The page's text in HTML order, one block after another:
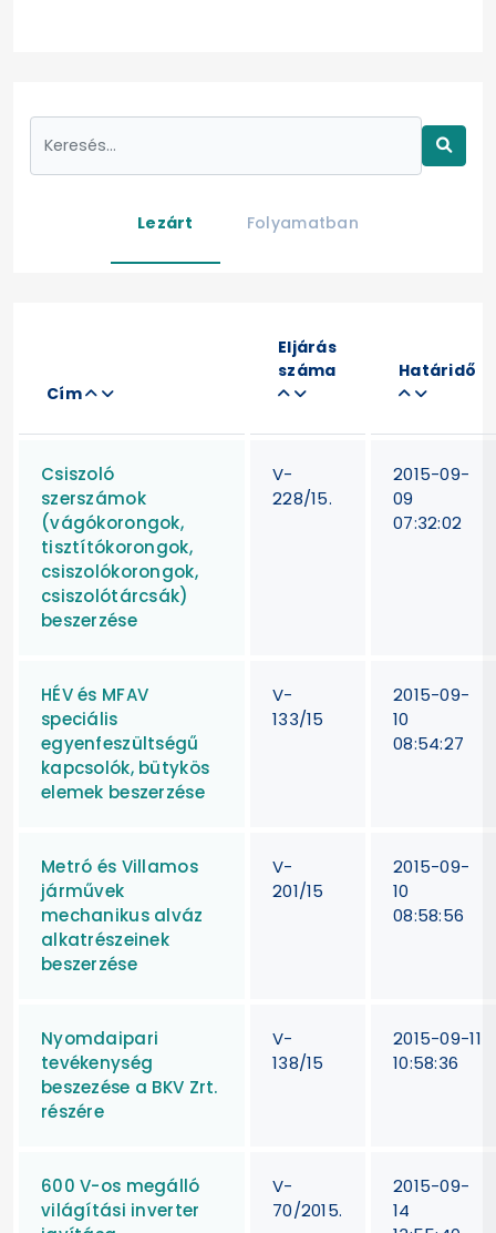
Lezárt Folyamatban
Cím
Eljárás
száma
Határidő
Csiszoló
szerszámok
(vágókorongok,
tisztítókorongok,
csiszolókorongok,
csiszolótárcsák)
beszerzése
V-
228/15.
2015-09-
09
07:32:02
HÉV és MFAV
speciális
egyenfeszültségű
kapcsolók, bütykös
elemek beszerzése
V-
133/15
2015-09-
10
08:54:27
Metró és Villamos
járművek
mechanikus alváz
alkatrészeinek
beszerzése
V-
201/15
2015-09-
10
08:58:56
Nyomdaipari
tevékenység
beszezése a BKV Zrt.
részére
V-
138/15
2015-09-11
10:58:36
600 V-os megálló
világítási inverter
V-
70/2015.
2015-09-
14